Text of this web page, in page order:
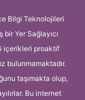
Bilgi Teknolojileri
Yer Sağlayıcı
içerikleri proaktif
bulunmamaktadır.
taşımakta olup,
Bu internet